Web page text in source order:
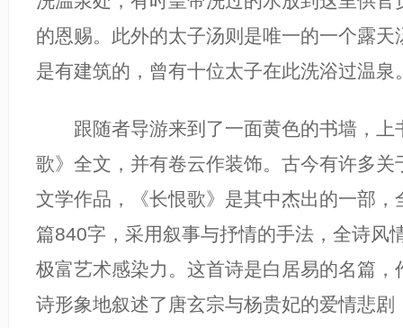
的恩赐。此外的太子汤则是唯一的一个露天
是有建筑的，曾有十位太子在此洗浴过温泉
跟随者导游来到了一面黄色的书墙，上
歌》全文，并有卷云作装饰。古今有许多关
文学作品，《长恨歌》是其中杰出的一部，
篇840字，采用叙事与抒情的手法，全诗风
极富艺术感染力。这首诗是白居易的名篇，
诗形象地叙述了唐玄宗与杨贵妃的爱情悲剧